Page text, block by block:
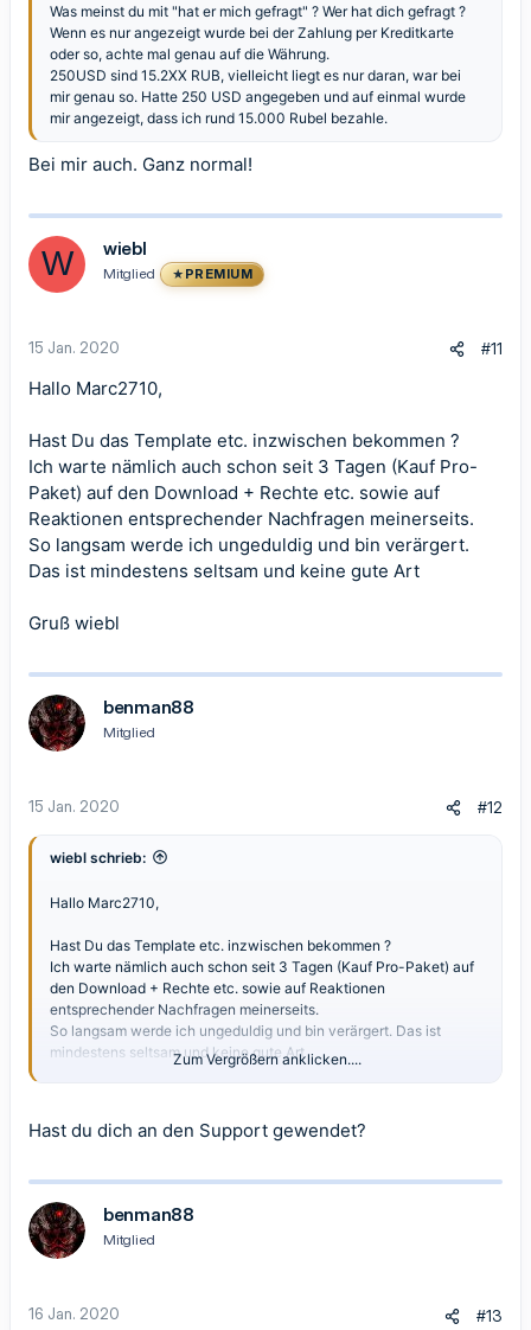
Was meinst du mit "hat er mich gefragt" ? Wer hat dich gefragt ?
Wenn es nur angezeigt wurde bei der Zahlung per Kreditkarte
oder so, achte mal genau auf die Währung.
250USD sind 15.2XX RUB, vielleicht liegt es nur daran, war bei
mir genau so. Hatte 250 USD angegeben und auf einmal wurde
mir angezeigt, dass ich rund 15.000 Rubel bezahle.
Bei mir auch. Ganz normal!
W wiebl
Mitglied PREMIUM
15 Jan. 2020 #11
Hallo Marc2710,
Hast Du das Template etc. inzwischen bekommen ?
Ich warte nämlich auch schon seit 3 Tagen (Kauf Pro-
Paket) auf den Download + Rechte etc. sowie auf
Reaktionen entsprechender Nachfragen meinerseits.
So langsam werde ich ungeduldig und bin verärgert.
Das ist mindestens seltsam und keine gute Art
Gruß wiebl
benman88
Mitglied
15 Jan. 2020 #12
wiebl schrieb:
Hallo Marc2710,
Hast Du das Template etc. inzwischen bekommen ?
Ich warte nämlich auch schon seit 3 Tagen (Kauf Pro-Paket) auf
den Download + Rechte etc. sowie auf Reaktionen
entsprechender Nachfragen meinerseits.
So langsam werde ich ungeduldig und bin verärgert. Das ist
mindestens seltsam und keine gute Art
Zum Vergrößern anklicken....
Hast du dich an den Support gewendet?
benman88
Mitglied
16 Jan. 2020 #13